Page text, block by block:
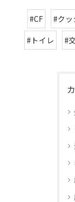
#CF #ク
#トイレ
#